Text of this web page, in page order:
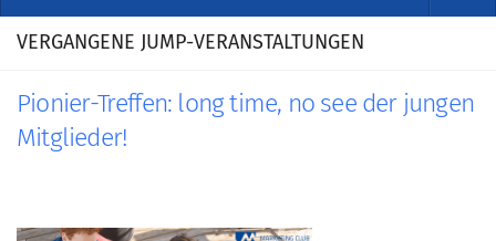
VERANSTALTUNGEN
Rückblicke
Veranstaltungsformate
ÜBER
VERGANGENE JUMP-VERANSTALTUNGEN
Pionier-Treffen: long time, no see der jungen
Mitglieder!